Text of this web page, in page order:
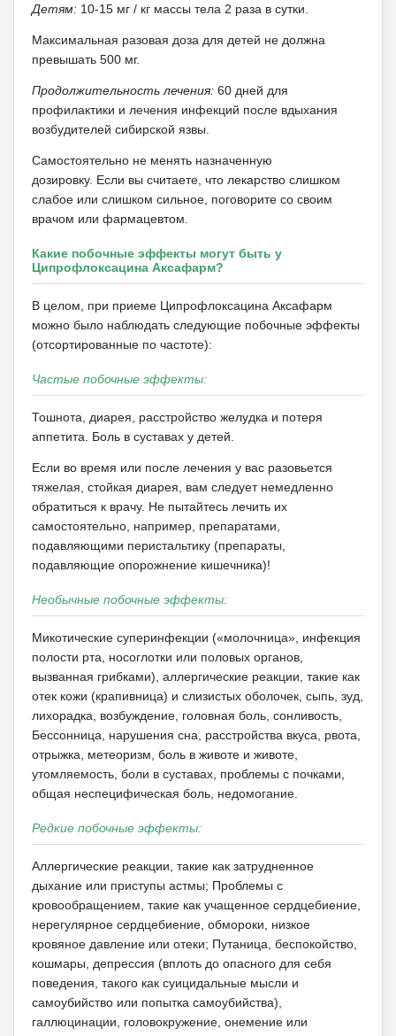
Детям: 10-15 мг / кг массы тела 2 раза в сутки.
Максимальная разовая доза для детей не должна
превышать 500 мг.
Продолжительность лечения: 60 дней для
профилактики и лечения инфекций после вдыхания
возбудителей сибирской язвы.
Самостоятельно не менять назначенную
дозировку. Если вы считаете, что лекарство слишком
слабое или слишком сильное, поговорите со своим
врачом или фармацевтом.
Какие побочные эффекты могут быть у
Ципрофлоксацина Аксафарм?
В целом, при приеме Ципрофлоксацина Аксафарм
можно было наблюдать следующие побочные эффекты
(отсортированные по частоте):
Частые побочные эффекты:
Тошнота, диарея, расстройство желудка и потеря
аппетита. Боль в суставах у детей.
Если во время или после лечения у вас разовьется
тяжелая, стойкая диарея, вам следует немедленно
обратиться к врачу. Не пытайтесь лечить их
самостоятельно, например, препаратами,
подавляющими перистальтику (препараты,
подавляющие опорожнение кишечника)!
Необычные побочные эффекты:
Микотические суперинфекции («молочница», инфекция
полости рта, носоглотки или половых органов,
вызванная грибками), аллергические реакции, такие как
отек кожи (крапивница) и слизистых оболочек, сыпь, зуд,
лихорадка, возбуждение, головная боль, сонливость,
Бессонница, нарушения сна, расстройства вкуса, рвота,
отрыжка, метеоризм, боль в животе и животе,
утомляемость, боли в суставах, проблемы с почками,
общая неспецифическая боль, недомогание.
Редкие побочные эффекты:
Аллергические реакции, такие как затрудненное
дыхание или приступы астмы; Проблемы с
кровообращением, такие как учащенное сердцебиение,
нерегулярное сердцебиение, обмороки, низкое
кровяное давление или отеки; Путаница, беспокойство,
кошмары, депрессия (вплоть до опасного для себя
поведения, такого как суицидальные мысли и
самоубийство или попытка самоубийства),
галлюцинации, головокружение, онемение или